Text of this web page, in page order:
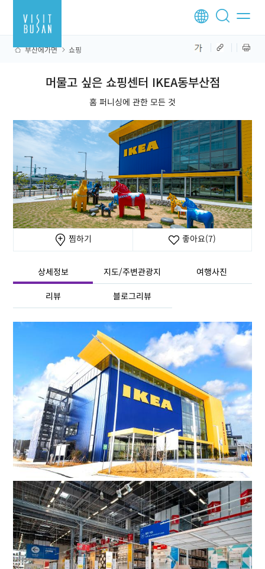
부산에가면 쇼핑
머물고 싶은 쇼핑센터 IKEA동부산점
홈 퍼니싱에 관한 모든 것
찜하기 좋아요(7)
상세정보 지도/주변관광지 여행사진
리뷰 블로그리뷰